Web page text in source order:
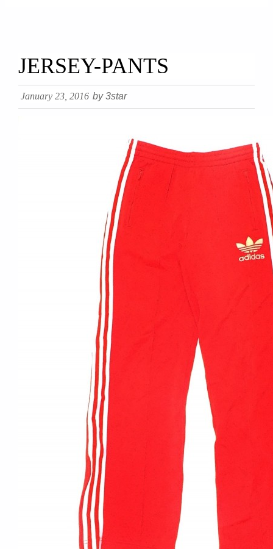
займ на карту онлайн без отказа
JERSEY-PANTS
January 23, 2016 by 3star